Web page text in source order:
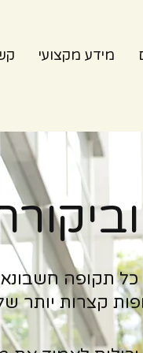
מידע מקצועי
כל תקופה
קצרות יותר